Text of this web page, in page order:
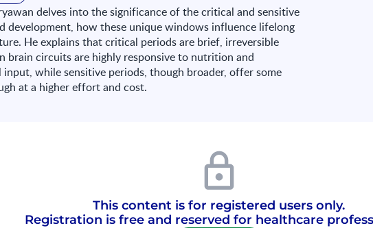
delves into the significance of the critical and sensitive
development, how these unique windows influence lifelong
He explains that critical periods are brief, irreversible
brain circuits are highly responsive to nutrition and
while sensitive periods, though broader, offer some
at a higher effort and cost.
This content is for registered users only.
Registration is free and reserved for healthcare